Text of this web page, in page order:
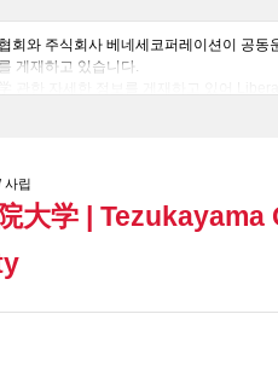
회와 주식회사 베네세코퍼레이션이 공
게재하고 있습니다.
관한 자세한 정보를 게재하고 있어
사립
大学 | Tezukayama